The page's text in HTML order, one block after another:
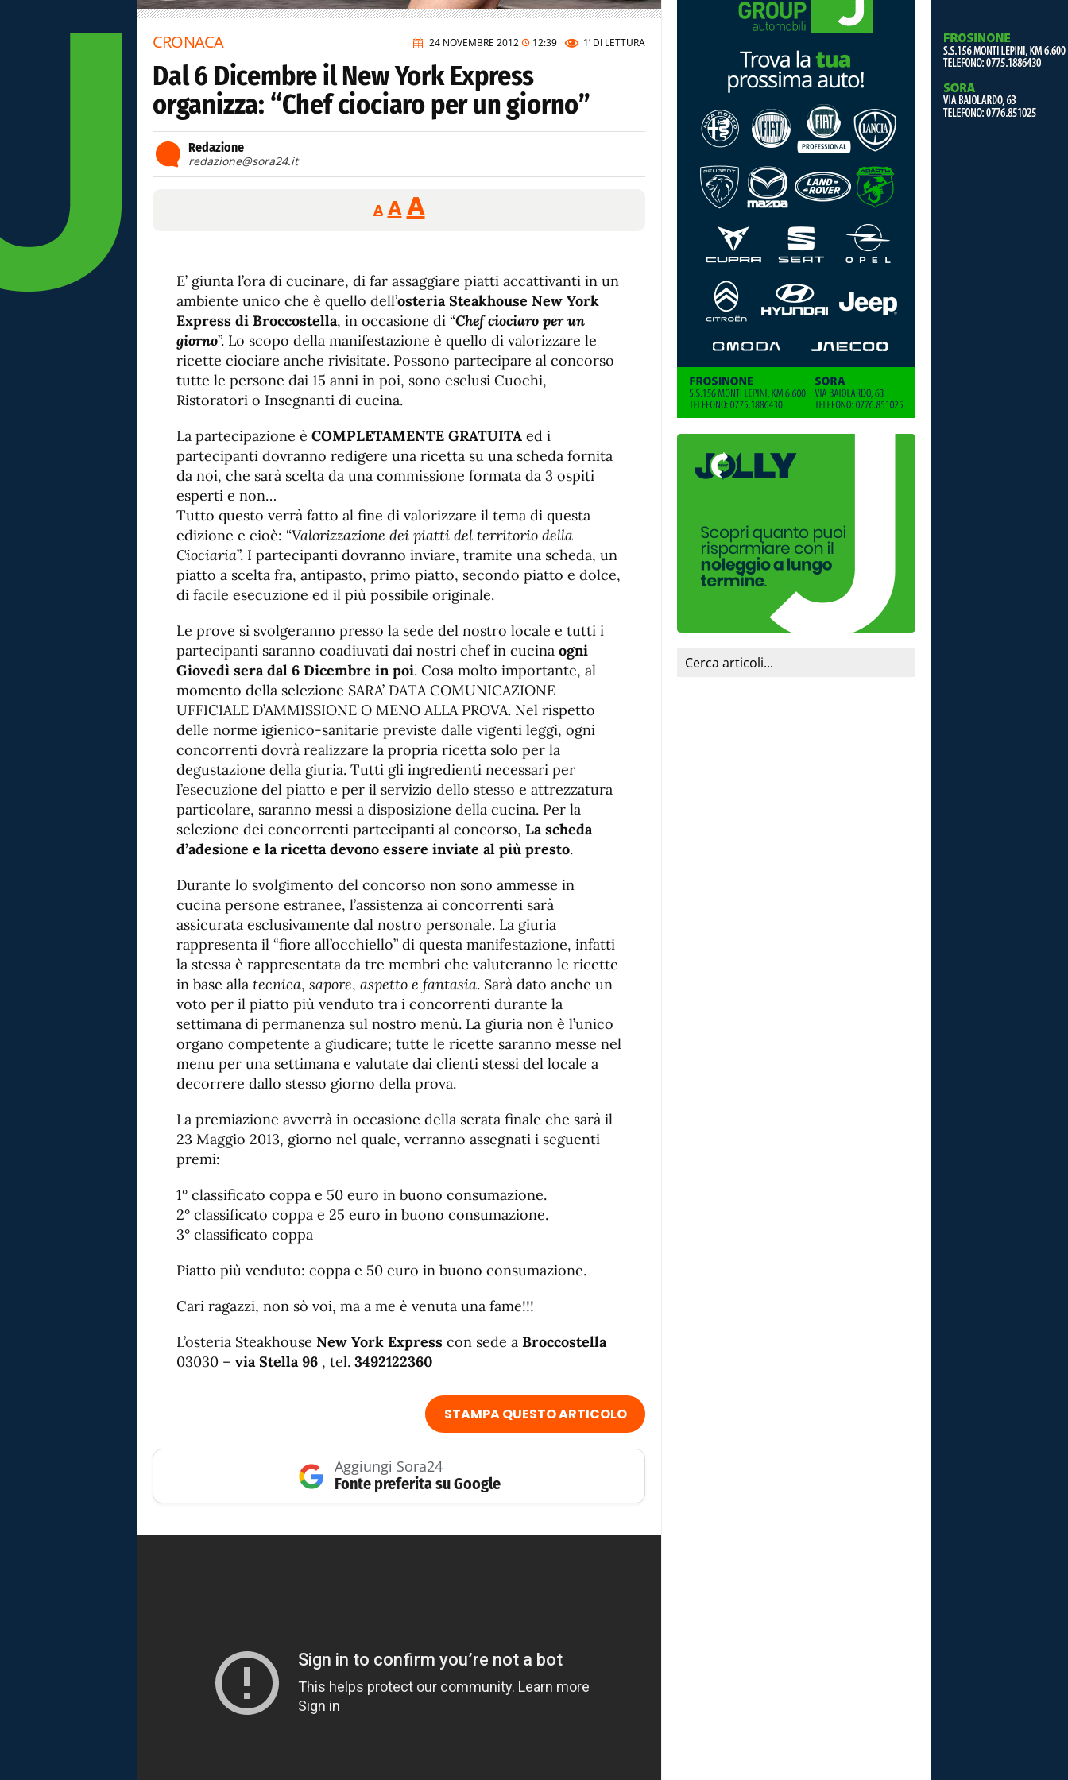
24 NOVEMBRE 2012 12:39 1’ DI LETTURA
CRONACA
Dal 6 Dicembre il New York Express
organizza: “Chef ciociaro per un giorno”
Redazione
redazione@sora24.it
A
Reducir
tamaño
A Restablecer
tamaño
fuente
AAumentar
de
fuente.
E’ giunta l’ora di cucinare, di far assaggiare piatti accattivanti in un
ambiente unico che è quello dell’osteria Steakhouse New York
Express di Broccostella, in occasione di “Chef ciociaro per un
giorno”. Lo scopo della manifestazione è quello di valorizzare le
ricette ciociare anche rivisitate. Possono partecipare al concorso
tutte le persone dai 15 anni in poi, sono esclusi Cuochi,
Ristoratori o Insegnanti di cucina.
La partecipazione è COMPLETAMENTE GRATUITA ed i
partecipanti dovranno redigere una ricetta su una scheda fornita
da noi, che sarà scelta da una commissione formata da 3 ospiti
esperti e non…
Tutto questo verrà fatto al fine di valorizzare il tema di questa
edizione e cioè: “Valorizzazione dei piatti del territorio della
Ciociaria”. I partecipanti dovranno inviare, tramite una scheda, un
piatto a scelta fra, antipasto, primo piatto, secondo piatto e dolce,
di facile esecuzione ed il più possibile originale.
Le prove si svolgeranno presso la sede del nostro locale e tutti i
partecipanti saranno coadiuvati dai nostri chef in cucina ogni
Giovedì sera dal 6 Dicembre in poi. Cosa molto importante, al
momento della selezione SARA’ DATA COMUNICAZIONE
UFFICIALE D’AMMISSIONE O MENO ALLA PROVA. Nel rispetto
delle norme igienico-sanitarie previste dalle vigenti leggi, ogni
concorrenti dovrà realizzare la propria ricetta solo per la
degustazione della giuria. Tutti gli ingredienti necessari per
l’esecuzione del piatto e per il servizio dello stesso e attrezzatura
particolare, saranno messi a disposizione della cucina. Per la
selezione dei concorrenti partecipanti al concorso, La scheda
d’adesione e la ricetta devono essere inviate al più presto.
Durante lo svolgimento del concorso non sono ammesse in
cucina persone estranee, l’assistenza ai concorrenti sarà
assicurata esclusivamente dal nostro personale. La giuria
rappresenta il “fiore all’occhiello” di questa manifestazione, infatti
la stessa è rappresentata da tre membri che valuteranno le ricette
in base alla tecnica, sapore, aspetto e fantasia. Sarà dato anche un
voto per il piatto più venduto tra i concorrenti durante la
settimana di permanenza sul nostro menù. La giuria non è l’unico
organo competente a giudicare; tutte le ricette saranno messe nel
menu per una settimana e valutate dai clienti stessi del locale a
decorrere dallo stesso giorno della prova.
La premiazione avverrà in occasione della serata finale che sarà il
23 Maggio 2013, giorno nel quale, verranno assegnati i seguenti
premi:
1° classificato coppa e 50 euro in buono consumazione.
2° classificato coppa e 25 euro in buono consumazione.
3° classificato coppa
Piatto più venduto: coppa e 50 euro in buono consumazione.
Cari ragazzi, non sò voi, ma a me è venuta una fame!!!
L’osteria Steakhouse New York Express con sede a Broccostella
03030 – via Stella 96 , tel. 3492122360
STAMPA QUESTO ARTICOLO
Aggiungi Sora24
Fonte preferita su Google